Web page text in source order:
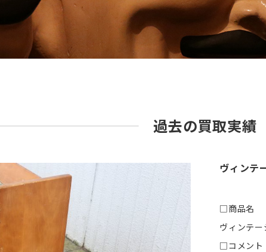
過去の買取実績
ヴィンテ
□商品名
ヴィンテ
□コメント